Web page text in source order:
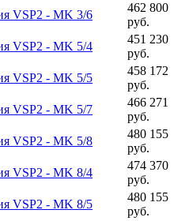
VSP2 - MK 3/6
462 800
руб.
VSP2 - MK 5/4
451 230
руб.
VSP2 - MK 5/5
458 172
руб.
VSP2 - MK 5/7
466 271
руб.
VSP2 - MK 5/8
480 155
руб.
VSP2 - MK 8/4
474 370
руб.
VSP2 - MK 8/5
480 155
руб.